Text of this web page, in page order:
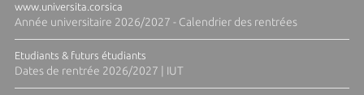
www.universita.corsica
Année universitaire 2026/2027 - Calendrier des rentrées
Etudiants & futurs étudiants
Dates de rentrée 2026/2027 | IUT